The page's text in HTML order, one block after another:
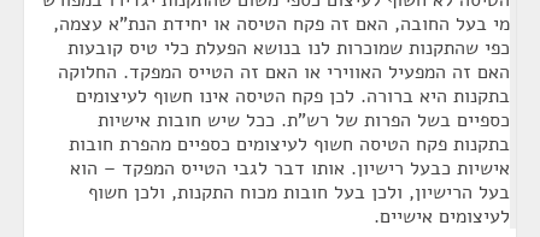
מי בעל החובה, האם זה פקח הטיסה או יחידת הנת"א עצמה,
כפי שהתקנות שמוכרות לנו בנושא הפעלת כלי טיס קובעות
האם זה המפעיל האווירי או האם זה הטייס המפקד. החלוקה
בתקנות היא ברורה. לכן פקח הטיסה אינו חשוף לעיצומים
כספיים בשל הפרות של רש"ת. ככל שיש חובות אישיות
בתקנות פקח הטיסה חשוף לעיצומים כספיים מהפרת חובות
אישיות כבעל רישיון. אותו דבר לגבי הטייס המפקד – הוא
בעל הרישיון, ולכן בעל חובות מכוח התקנות, ולכן חשוף
לעיצומים אישיים.